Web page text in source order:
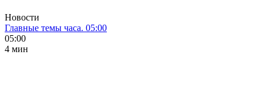
Новости
Главные темы часа. 05:00
05:00
4 мин